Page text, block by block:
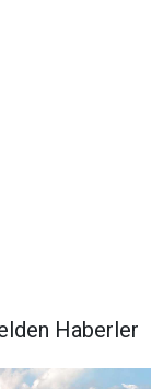
Haberler